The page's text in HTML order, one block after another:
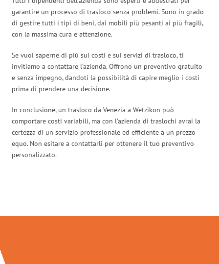
garantire un processo di trasloco senza problemi. Sono in grado
di gestire tutti i tipi di beni, dai mobili più pesanti ai più fragili,
con la massima cura e attenzione.
Se vuoi saperne di più sui costi e sui servizi di trasloco, ti
invitiamo a contattare l’azienda. Offrono un preventivo gratuito
e senza impegno, dandoti la possibilità di capire meglio i costi
prima di prendere una decisione.
In conclusione, un trasloco da Venezia a Wetzikon può
comportare costi variabili, ma con l’azienda di traslochi avrai la
certezza di un servizio professionale ed efficiente a un prezzo
equo. Non esitare a contattarli per ottenere il tuo preventivo
personalizzato.